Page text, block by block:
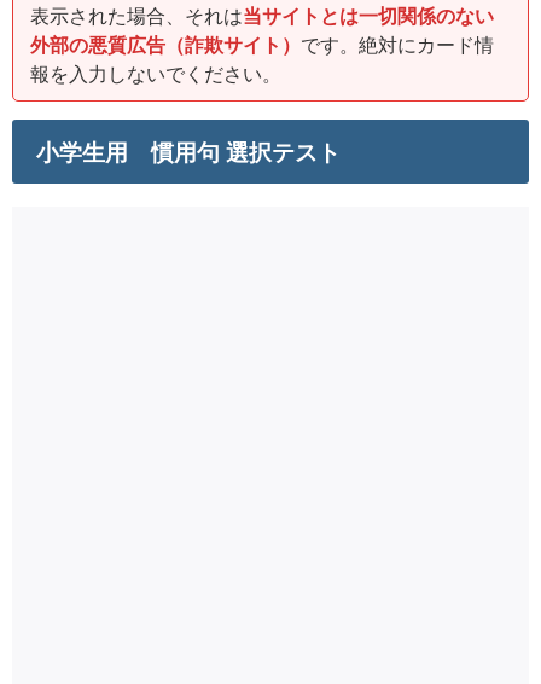
表示された場合、それは当サイトとは一切関係のない
外部の悪質広告（詐欺サイト） です。絶対にカード情
報を入力しないでください。
小学生用 慣用句 選択テスト